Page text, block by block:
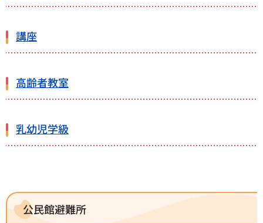
講座
高齢者教室
乳幼児学級
公民館避難所